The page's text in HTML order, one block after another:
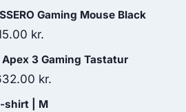
Gaming Mouse Black
kr..
kr.
price
is:
3 Gaming Tastatur
kr.
shirt | M